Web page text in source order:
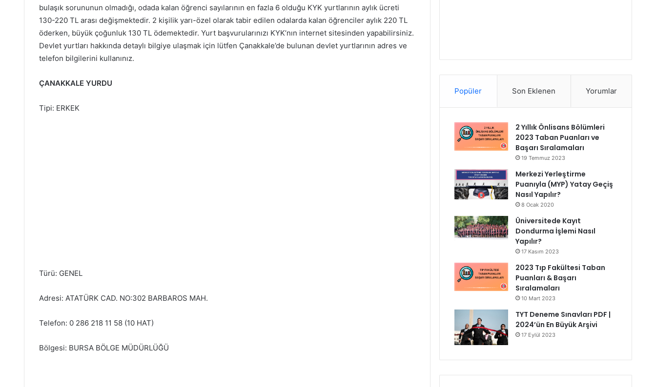
bulaşık sorununun olmadığı, odada kalan öğrenci sayılarının en fazla 6 olduğu KYK yurtlarının aylık ücreti
130-220 TL arası değişmektedir. 2 kişilik yarı-özel olarak tabir edilen odalarda kalan öğrenciler aylık 220 TL
öderken, büyük çoğunluk 130 TL ödemektedir. Yurt başvurularınızı KYK’nın internet sitesinden yapabilirsiniz.
Devlet yurtları hakkında detaylı bilgiye ulaşmak için lütfen Çanakkale’de bulunan devlet yurtlarının adres ve
telefon bilgilerini kullanınız.
ÇANAKKALE YURDU
Tipi: ERKEK
Türü: GENEL
Adresi: ATATÜRK CAD. NO:302 BARBAROS MAH.
Telefon: 0 286 218 11 58 (10 HAT)
Bölgesi: BURSA BÖLGE MÜDÜRLÜĞÜ
Popüler Son Eklenen Yorumlar
2 Yıllık Önlisans Bölümleri
2023 Taban Puanları ve
Başarı Sıralamaları
19 Temmuz 2023
Merkezi Yerleştirme
Puanıyla (MYP) Yatay Geçiş
Nasıl Yapılır?
8 Ocak 2020
Üniversitede Kayıt
Dondurma İşlemi Nasıl
Yapılır?
17 Kasım 2023
2023 Tıp Fakültesi Taban
Puanları & Başarı
Sıralamaları
10 Mart 2023
TYT Deneme Sınavları PDF |
2024’ün En Büyük Arşivi
17 Eylül 2023